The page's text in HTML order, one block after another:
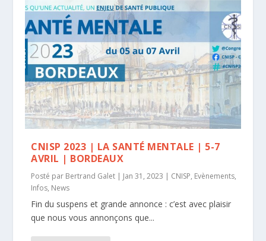
CNISP 2023 | LA SANTÉ MENTALE | 5-7
AVRIL | BORDEAUX
Posté par Bertrand Galet Jan 31, 2023 CNISP, Evènements,
Infos, News
Fin du suspens et grande annonce : c’est avec plaisir
que nous vous annonçons que...